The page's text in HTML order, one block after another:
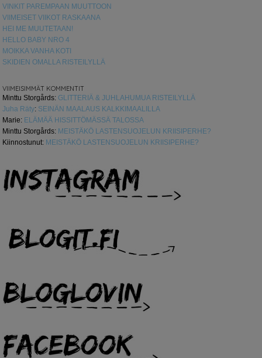
VINKIT PAREMPAAN MUUTTOON
VIIMEISET VIIKOT RASKAANA
HEI ME MUUTETAAN!
HELLO BABY NRO 4
MOIKKA VANHA KOTI
SKIDIEN OMALLA RISTEILYLLÄ
VIIMEISIMMÄT KOMMENTIT
Minttu Storgårds: GLITTERIÄ & JUHLAHUMUA RISTEILYLLÄ
Juha Räty: SEINÄN MAALAUS KALKKIMAALILLA
Marie: ELÄMÄÄ HISSITTÖMÄSSÄ TALOSSA
Minttu Storgårds: MEISTÄKÖ LASTENSUOJELUN KRIISIPERHE?
Kiinnostunut: MEISTÄKÖ LASTENSUOJELUN KRIISIPERHE?